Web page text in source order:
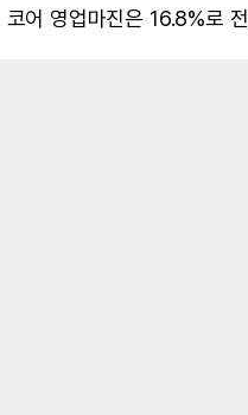
어 영업마진은 16.8%로